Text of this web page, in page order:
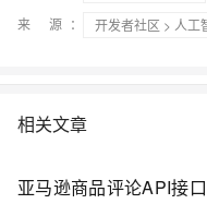
来 源：
开发者社区 > 人工
相关文章
亚马逊商品评论API接